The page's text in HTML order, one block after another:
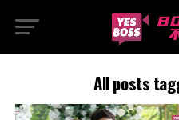
All posts